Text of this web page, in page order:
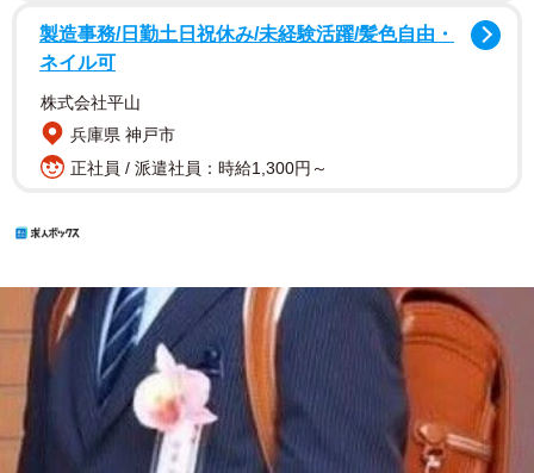
製造事務/日勤土日祝休み/未経験活躍/髪色自由・
ネイル可
株式会社平山
兵庫県 神戸市
正社員 / 派遣社員：時給1,300円～